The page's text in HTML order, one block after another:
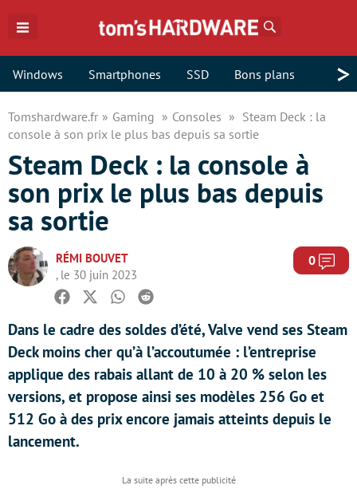
Windows Smartphones SSD Bons plans >
Tomshardware.fr Gaming Consoles
Steam Deck : la
console à son prix le plus bas depuis sa sortie
Steam Deck : la console à
son prix le plus bas depuis
sa sortie
RÉMI BOUVET
, le 30 juin 2023
0
Facebook
TwitterWhatsapp
Reddit
Dans le cadre des soldes d’été, Valve vend ses Steam
Deck moins cher qu’à l’accoutumée : l’entreprise
applique des rabais allant de 10 à 20 % selon les
versions, et propose ainsi ses modèles 256 Go et
512 Go à des prix encore jamais atteints depuis le
lancement.